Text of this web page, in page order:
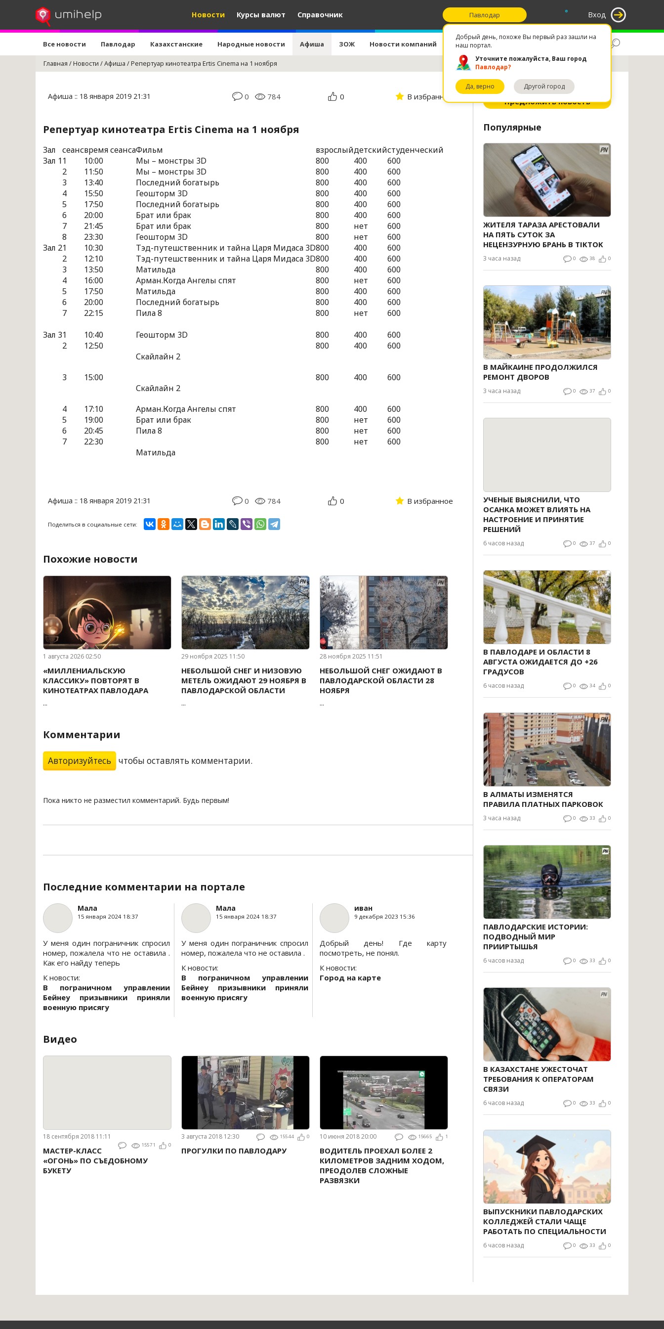
Новости Курсы валют Справочник Вход
°
Павлодар
Добрый день, похоже Вы первый раз зашли на
наш портал.
Уточните пожалуйста, Ваш город
Павлодар?
Да, верно Другой город
Все новости Павлодар Казахстанские Народные новости Афиша ЗОЖ Новости компаний Избранное
Главная /Новости /Афиша /Репертуар кинотеатра Ertis Cinemа на 1 ноября
Предложить новость
Популярные
ЖИТЕЛЯ ТАРАЗА АРЕСТОВАЛИ
НА ПЯТЬ СУТОК ЗА
НЕЦЕНЗУРНУЮ БРАНЬ В TIKTOK
3 часа назад 0 38 0
В МАЙКАИНЕ ПРОДОЛЖИЛСЯ
РЕМОНТ ДВОРОВ
3 часа назад 0 37 0
УЧЕНЫЕ ВЫЯСНИЛИ, ЧТО
ОСАНКА МОЖЕТ ВЛИЯТЬ НА
НАСТРОЕНИЕ И ПРИНЯТИЕ
РЕШЕНИЙ
6 часов назад 0 37 0
В ПАВЛОДАРЕ И ОБЛАСТИ 8
АВГУСТА ОЖИДАЕТСЯ ДО +26
ГРАДУСОВ
6 часов назад 0 34 0
В АЛМАТЫ ИЗМЕНЯТСЯ
ПРАВИЛА ПЛАТНЫХ ПАРКОВОК
3 часа назад 0 33 0
ПАВЛОДАРСКИЕ ИСТОРИИ:
ПОДВОДНЫЙ МИР
ПРИИРТЫШЬЯ
6 часов назад 0 33 0
В КАЗАХСТАНЕ УЖЕСТОЧАТ
ТРЕБОВАНИЯ К ОПЕРАТОРАМ
СВЯЗИ
6 часов назад 0 33 0
ВЫПУСКНИКИ ПАВЛОДАРСКИХ
КОЛЛЕДЖЕЙ СТАЛИ ЧАЩЕ
РАБОТАТЬ ПО СПЕЦИАЛЬНОСТИ
6 часов назад 0 33 0
Афиша :: 18 января 2019 21:31 0 784 0 В избранное
Репертуар кинотеатра Ertis Cinemа на 1 ноября
Зал сеансвремя сеансаФильм взрослыйдетскийстуденческий
Зал 11 10:00 Мы – монстры 3D 800 400
600
2
11:50 Мы – монстры 3D 800 400
600
3
13:40 Последний богатырь 800 400
600
4
15:50 Геошторм 3D 800 400
600
5
17:50 Последний богатырь 800 400
600
6
20:00 Брат или брак 800 400
600
7
21:45 Брат или брак 800 нет
600
8
23:30 Геошторм 3D 800 нет
600
Зал 21 10:30 Тэд-путешственник и тайна Царя Мидаса 3D800 400
600
2
12:10 Тэд-путешственник и тайна Царя Мидаса 3D800 400
600
3
13:50 Матильда 800 400
600
4
16:00 Арман.Когда Ангелы спят 800 нет
600
5
17:50 Матильда 800 400
600
6
20:00 Последний богатырь 800 400
600
7
22:15 Пила 8 800 нет
600
Зал 31 10:40 Геошторм 3D 800 400
600
2
12:50
Скайлайн 2
800 400 600
3
15:00
Скайлайн 2
800 400 600
4 17:10 Арман.Когда Ангелы спят 800 400
600
5
19:00 Брат или брак 800 нет
600
6
20:45 Пила 8 800 нет
600
7
22:30
Матильда
800 нет 600
Афиша :: 18 января 2019 21:31 0 784 0 В избранное
Поделиться в социальные сети:
Похожие новости
1 августа 2026 02:50
«МИЛЛЕНИАЛЬСКУЮ
КЛАССИКУ» ПОВТОРЯТ В
КИНОТЕАТРАХ ПАВЛОДАРА
...
29 ноября 2025 11:50
НЕБОЛЬШОЙ СНЕГ И НИЗОВУЮ
МЕТЕЛЬ ОЖИДАЮТ 29 НОЯБРЯ В
ПАВЛОДАРСКОЙ ОБЛАСТИ
...
28 ноября 2025 11:51
НЕБОЛЬШОЙ СНЕГ ОЖИДАЮТ В
ПАВЛОДАРСКОЙ ОБЛАСТИ 28
НОЯБРЯ
...
Комментарии
Авторизуйтесь чтобы оставлять комментарии.
Пока никто не разместил комментарий. Будь первым!
Последние комментарии на портале
Мала
15 января 2024 18:37
У меня один пограничник спросил
номер, пожалела что не оставила .
Как его найду теперь
К новости:
В пограничном управлении
Бейнеу призывники приняли
военную присягу
Мала
15 января 2024 18:37
У меня один пограничник спросил
номер, пожалела что не оставила .
К новости:
В пограничном управлении
Бейнеу призывники приняли
военную присягу
иван
9 декабря 2023 15:36
Добрый день! Где карту
посмотреть, не понял.
К новости:
Город на карте
Видео
18 сентября 2018 11:11
15571 0
МАСТЕР-КЛАСС
«ОГОНЬ» ПО СЪЕДОБНОМУ
БУКЕТУ
3 августа 2018 12:30 15544 0
ПРОГУЛКИ ПО ПАВЛОДАРУ
10 июня 2018 20:00 15665 1
ВОДИТЕЛЬ ПРОЕХАЛ БОЛЕЕ 2
КИЛОМЕТРОВ ЗАДНИМ ХОДОМ,
ПРЕОДОЛЕВ СЛОЖНЫЕ
РАЗВЯЗКИ